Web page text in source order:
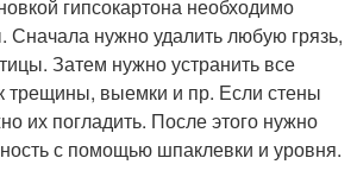
гипсокартона необходимо
Сначала нужно удалить любую грязь,
Затем нужно устранить все
трещины, выемки и пр. Если стены
их погладить. После этого нужно
с помощью шпаклевки и уровня.